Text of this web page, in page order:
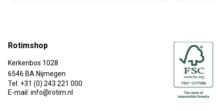
Rotimshop
Kerkenbos 1028
6546 BA Nijmegen
Tel: +31 (0) 243 221 000
E-mail: info@rotim.nl